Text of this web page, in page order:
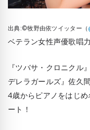
出典:©牧野由依ツイッター（
ベテラン女性声優歌唱
『ツバサ・クロニクル
デレラガールズ』佐久
4歳からピアノをはじ
ート！